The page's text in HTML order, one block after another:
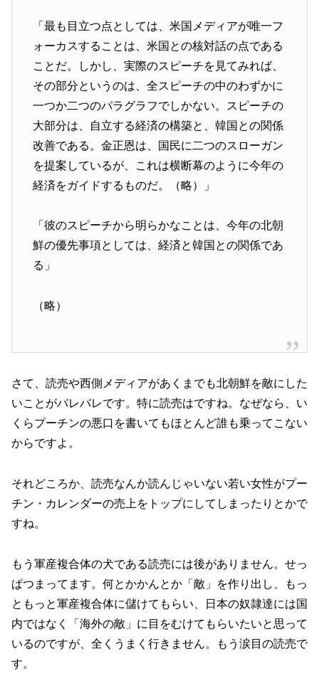
「最も目立つ点としては、米国メディアが唯一フ
ォーカスすることは、米国との核対話の点である
ことだ。しかし、実際のスピーチを見てみれば、
その部分というのは、全スピーチの中のわずかに
一つか二つのパラグラフでしかない。スピーチの
大部分は、自立する経済の構築と、韓国との関係
改善である。金正恩は、国民に二つのスローガン
を提案しているが、これは横断幕のように今年の
経済をガイドするものだ。（略）」
「彼のスピーチから明らかなことは、今年の北朝
鮮の優先事項としては、経済と韓国との関係であ
る」
（略）
さて、読売や西側メディアがあくまでも北朝鮮を敵にした
いことがバレバレです。特に読売はですね。なぜなら、い
くらプーチンの悪口を書いてもほとんど誰も乗ってこない
からですよ。
それどころか、読売なんか読んじゃいない若い女性がプー
チン・カレンダーの売上をトップにしてしまったりとかで
すね。
もう軍産複合体の犬である読売には後がありません。せっ
ぱつまってます。何とかかんとか「敵」を作り出し、もっ
ともっと軍産複合体に儲けてもらい、日本の奴隷達には国
内ではなく「海外の敵」に目をむけてもらいたいと思って
いるのですが、全くうまく行きません。もう涙目の読売で
す。